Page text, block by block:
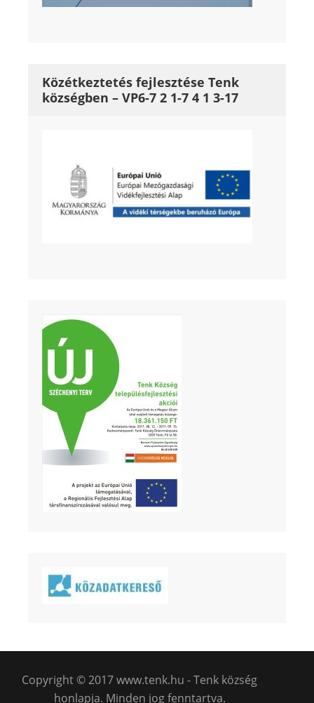
Közétkeztetés fejlesztése Tenk
községben – VP6-7 2 1-7 4 1 3-17
Copyright © 2017 www.tenk.hu - Tenk község
honlapja. Minden jog fenntartva.